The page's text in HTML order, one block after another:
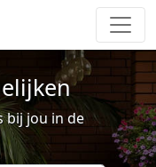
bij jou in de